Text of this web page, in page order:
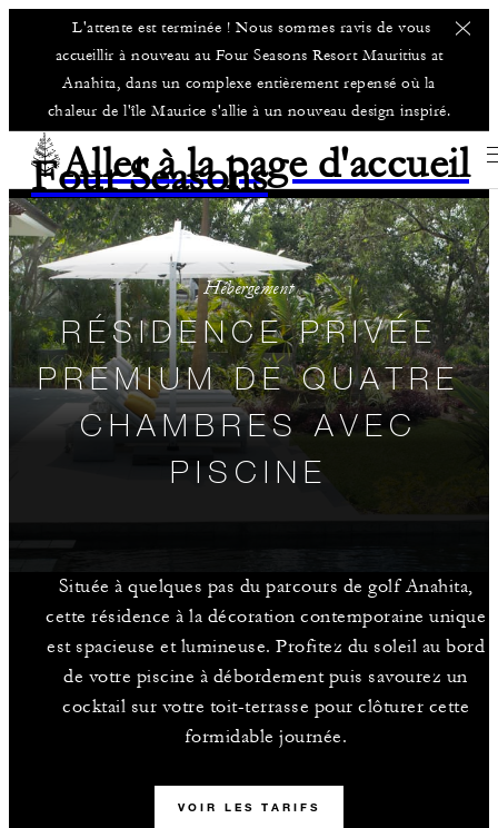
L'attente est terminée ! Nous sommes ravis de vous
accueillir à nouveau au Four Seasons Resort Mauritius at
Anahita, dans un complexe entièrement repensé où la
chaleur de l'île Maurice s'allie à un nouveau design inspiré.
Aller à la page d'accueil
Four Seasons
Hébergement
RÉSIDENCE PRIVÉE
PREMIUM DE QUATRE
CHAMBRES AVEC
PISCINE
Située à quelques pas du parcours de golf Anahita,
cette résidence à la décoration contemporaine unique
est spacieuse et lumineuse. Profitez du soleil au bord
de votre piscine à débordement puis savourez un
cocktail sur votre toit-terrasse pour clôturer cette
formidable journée.
VOIR LES TARIFS